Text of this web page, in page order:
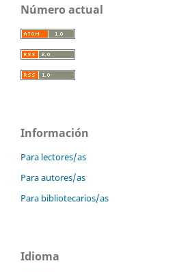
Número actual
Información
Para lectores/as
Para autores/as
Para bibliotecarios/as
Idioma